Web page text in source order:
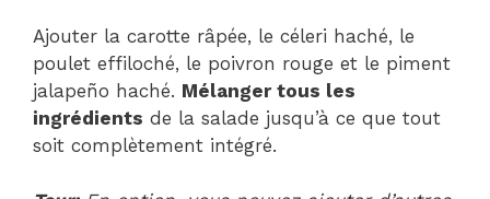
Ajouter la carotte râpée, le céleri haché, le
poulet effiloché, le poivron rouge et le piment
jalapeño haché. Mélanger tous les
ingrédients de la salade jusqu’à ce que tout
soit complètement intégré.